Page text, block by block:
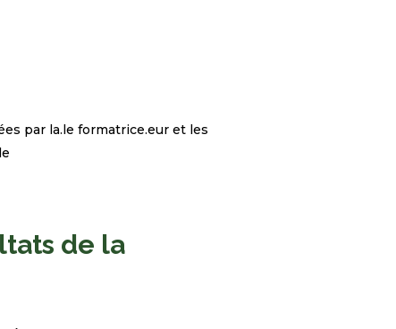
par la.le formatrice.eur et les
de la